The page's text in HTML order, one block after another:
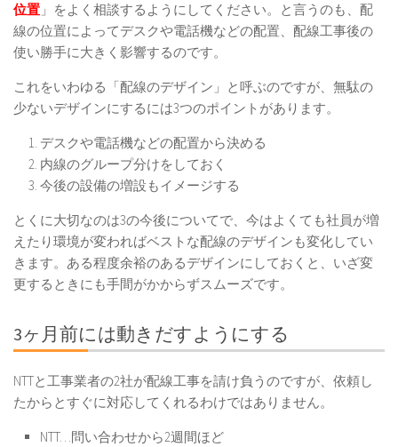
位置 」をよく相談するようにしてください。と言うのも、配
線の位置によってデスクや電話機などの配置、配線工事後の
使い勝手に大きく影響するのです。
これをいわゆる「配線のデザイン」と呼ぶのですが、無駄の
少ないデザインにするには3つのポイントがあります。
デスクや電話機などの配置から決める
内線のグループ分けをしておく
今後の設備の増設もイメージする
とくに大切なのは3の今後についてで、今はよくても社員が増
えたり環境が変わればベストな配線のデザインも変化してい
きます。ある程度余裕のあるデザインにしておくと、いざ変
更するときにも手間がかからずスムーズです。
3ヶ月前には動きだすようにする
NTTと工事業者の2社が配線工事を請け負うのですが、依頼し
たからとすぐに対応してくれるわけではありません。
NTT…問い合わせから2週間ほど